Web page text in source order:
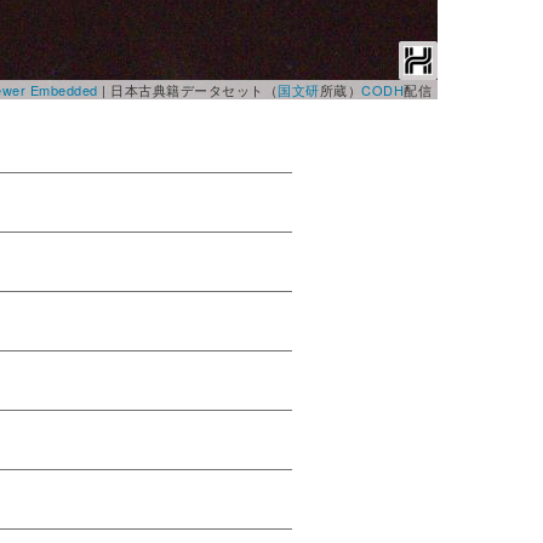
Embedded | 日本古典籍データセット（国文研所蔵） CODH配信